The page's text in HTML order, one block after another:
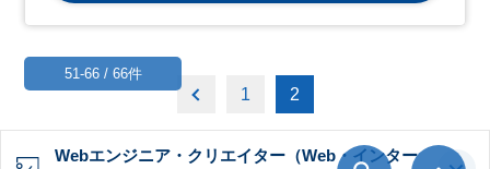
1 2
Webエンジニア・クリエイター（Web・インター
51-66 / 66件